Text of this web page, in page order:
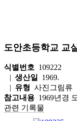
도안초등학교 교
식별번호 109222
| 생산일
1969.
| 유형 사진그림류
참고내용 1969년경
관련 기록물